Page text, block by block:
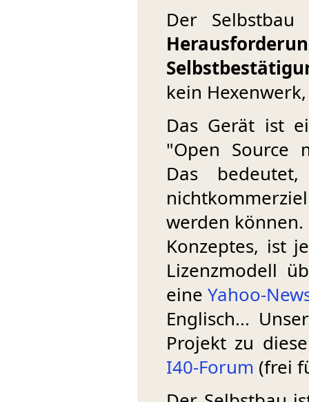
Der
kein
Das Gerät ist
"Open Source
Das
werden
Konzeptes, ist
Lizenzmodell
eine Yahoo-
Englisch...
Projekt zu
I40-Forum (frei